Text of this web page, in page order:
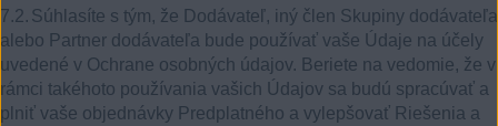
7.2. Súhlasíte s tým, že Dodávateľ, iný člen Skupiny dodávateľa
alebo Partner dodávateľa bude používať vaše Údaje na účely
uvedené v Ochrane osobných údajov. Beriete na vedomie, že v
rámci takéhoto používania vašich Údajov sa budú spracúvať a
plniť vaše objednávky Predplatného a vylepšovať Riešenia a